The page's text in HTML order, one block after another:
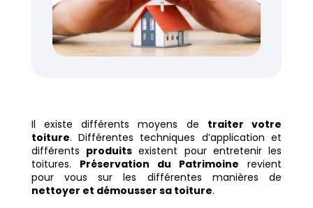
Il existe différents moyens de traiter votre
toiture. Différentes techniques d’application et
différents produits existent pour entretenir les
toitures. Préservation du Patrimoine revient
pour vous sur les différentes manières de
nettoyer et démousser sa toiture.